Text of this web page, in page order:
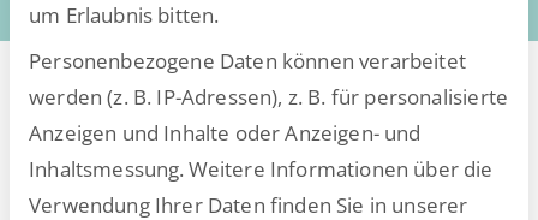
Alle Beiträge von hide
um Erlaubnis bitten.
Personenbezogene Daten können verarbeitet
werden (z. B. IP-Adressen), z. B. für personalisierte
Anzeigen und Inhalte oder Anzeigen- und
Inhaltsmessung. Weitere Informationen über die
Verwendung Ihrer Daten finden Sie in unserer